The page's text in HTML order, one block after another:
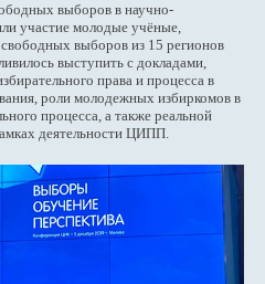
выборов в научно-
участие молодые учёные,
выборов из 15 регионов
выступить с докладами,
права и процесса в
роли молодежных избиркомов в
процесса, а также реальной
деятельности ЦИПП.